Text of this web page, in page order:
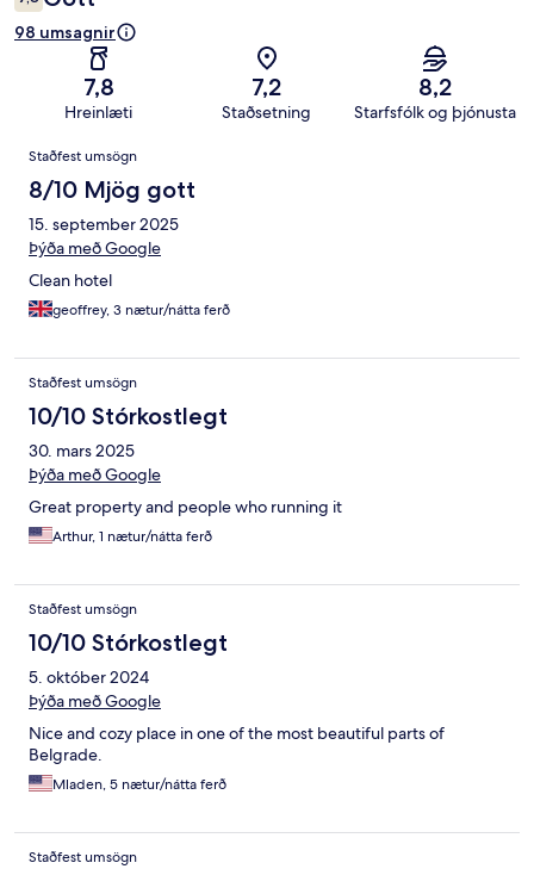
98 umsagnir
7,8
Hreinlæti
7,2
Staðsetning
8,2
Starfsfólk og þjónusta
Umsagnir
Staðfest umsögn
8/10 Mjög gott
15. september 2025
Þýða með Google
Clean hotel
geoffrey, 3 nætur/nátta ferð
Staðfest umsögn
10/10 Stórkostlegt
30. mars 2025
Þýða með Google
Great property and people who running it
Arthur, 1 nætur/nátta ferð
Staðfest umsögn
10/10 Stórkostlegt
5. október 2024
Þýða með Google
Nice and cozy place in one of the most beautiful parts of
Belgrade.
Mladen, 5 nætur/nátta ferð
Staðfest umsögn